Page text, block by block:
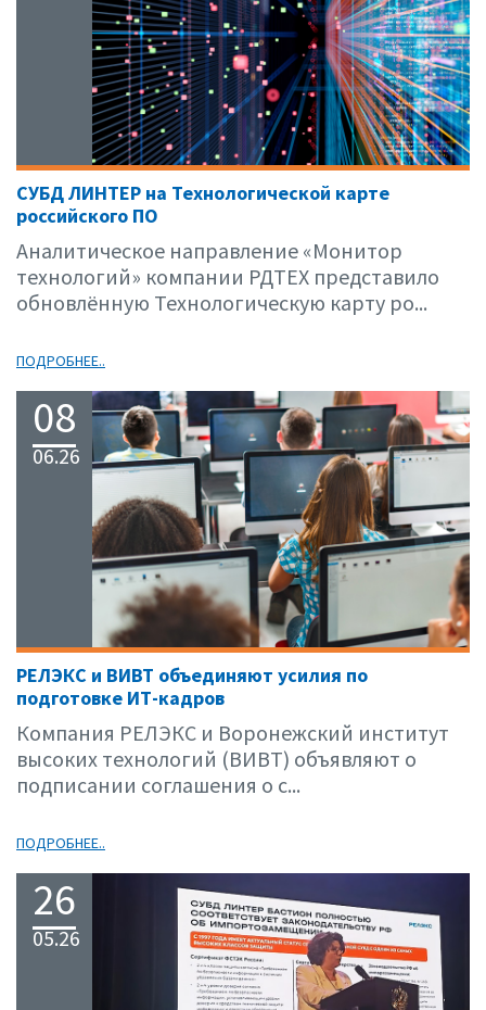
СУБД ЛИНТЕР на Технологической карте
российского ПО
Аналитическое направление «Монитор
технологий» компании РДТЕХ представило
обновлённую Технологическую карту ро...
ПОДРОБНЕЕ..
08
06.26
РЕЛЭКС и ВИВТ объединяют усилия по
подготовке ИТ-кадров
Компания РЕЛЭКС и Воронежский институт
высоких технологий (ВИВТ) объявляют о
подписании соглашения о с...
ПОДРОБНЕЕ..
26
05.26